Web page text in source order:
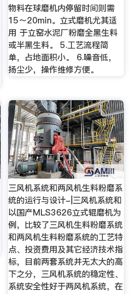
物料在球磨机内停留时间则需
15～20min。立式磨机尤其适
用 于立窑水泥厂粉磨全黑生料
或半黑生料。 5.工艺流程简
单，占地面积小。 6.噪音低，
扬尘少，操作维修方便。
三风机系统和两风机生料粉磨系
统的运行与设计-|三风机系统和
以国产MLS3626立式辊磨机为
例，比较了三风机生料粉磨系统
和两风机生料粉磨系统的工艺特
点、投资费用及其它经济技术指
标，目前两套系统并无太大的高
下之分，三风机系统的稳定性、
系统安全性好于两风机系统，在